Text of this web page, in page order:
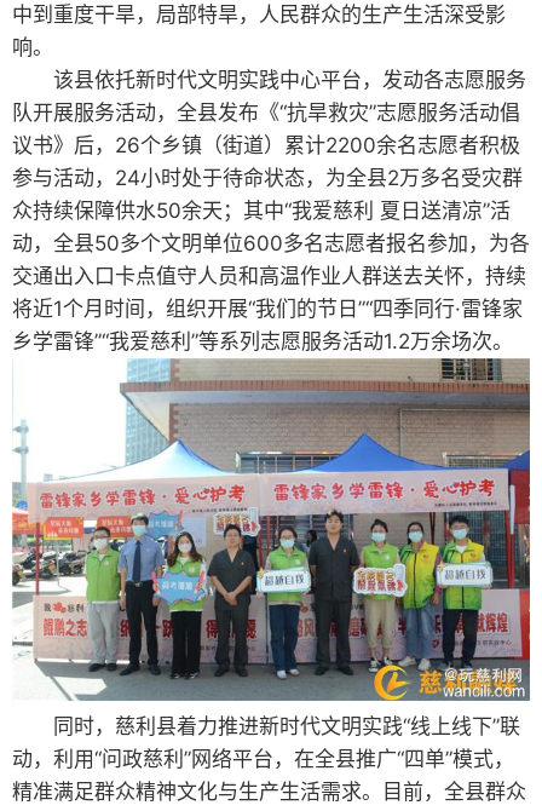
中到重度干旱，局部特旱，人民群众的生产生活深受影
响。
该县依托新时代文明实践中心平台，发动各志愿服务
队开展服务活动，全县发布《“抗旱救灾”志愿服务活动倡
议书》后，26个乡镇（街道）累计2200余名志愿者积极
参与活动，24小时处于待命状态，为全县2万多名受灾群
众持续保障供水50余天；其中“我爱慈利 夏日送清凉”活
动，全县50多个文明单位600多名志愿者报名参加，为各
交通出入口卡点值守人员和高温作业人群送去关怀，持续
将近1个月时间，组织开展“我们的节日”“四季同行·雷锋家
乡学雷锋”“我爱慈利”等系列志愿服务活动1.2万余场次。
同时，慈利县着力推进新时代文明实践“线上线下”联
动，利用“问政慈利”网络平台，在全县推广“四单”模式，
精准满足群众精神文化与生产生活需求。目前，全县群众